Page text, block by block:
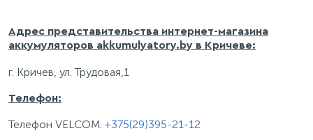
Адрес представительства интернет-магазина
аккумуляторов akkumulyatory.by в Кричеве:
г. Кричев, ул. Трудовая,1
Телефон:
Телефон VELCOM: +375(29)395-21-12